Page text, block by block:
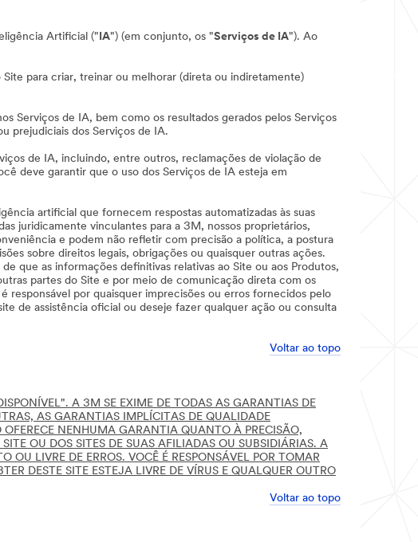
Artificial (" IA") (em conjunto, os "Serviços de IA"). Ao
para criar, treinar ou melhorar (direta ou indiretamente)
Serviços de IA, bem como os resultados gerados pelos Serviços
prejudiciais dos Serviços de IA.
de IA, incluindo, entre outros, reclamações de violação de
deve garantir que o uso dos Serviços de IA esteja em
artificial que fornecem respostas automatizadas às suas
juridicamente vinculantes para a 3M, nossos proprietários,
e podem não refletir com precisão a política, a postura
sobre direitos legais, obrigações ou quaisquer outras ações.
que as informações definitivas relativas ao Site ou aos Produtos,
partes do Site e por meio de comunicação direta com os
por quaisquer imprecisões ou erros fornecidos pelo
de assistência oficial ou deseje fazer qualquer ação ou consulta
Voltar ao topo
A 3M SE EXIME DE TODAS AS GARANTIAS DE
AS GARANTIAS IMPLÍCITAS DE QUALIDADE
NENHUMA GARANTIA QUANTO À PRECISÃO,
OU DOS SITES DE SUAS AFILIADAS OU SUBSIDIÁRIAS. A
OU LIVRE DE ERROS. VOCÊ É RESPONSÁVEL POR TOMAR
DESTE SITE ESTEJA LIVRE DE VÍRUS E QUALQUER OUTRO
Voltar ao topo